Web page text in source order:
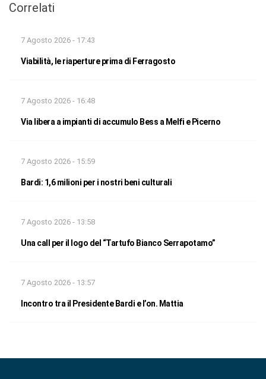
Correlati
7 Agosto 2026 - 17:43
Viabilità, le riaperture prima di Ferragosto
7 Agosto 2026 - 16:48
Via libera a impianti di accumulo Bess a Melfi e Picerno
7 Agosto 2026 - 15:59
Bardi: 1,6 milioni per i nostri beni culturali
7 Agosto 2026 - 13:58
Una call per il logo del “Tartufo Bianco Serrapotamo”
7 Agosto 2026 - 13:57
Incontro tra il Presidente Bardi e l’on. Mattia